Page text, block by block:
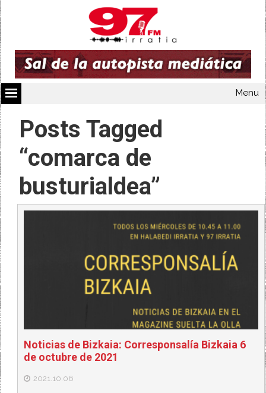
Menu
Posts Tagged
“comarca de
busturialdea”
Noticias de Bizkaia: Corresponsalía Bizkaia 6
de octubre de 2021
2021.10.06